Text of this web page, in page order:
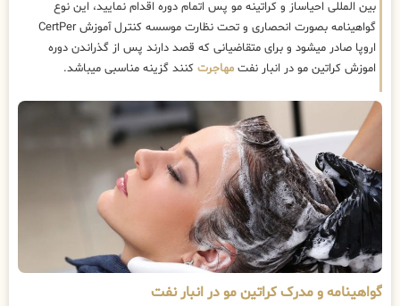
بین المللی احیاساز و کراتینه مو پس اتمام دوره اقدام نمایید، این نوع
گواهینامه بصورت انحصاری و تحت نظارت موسسه کنترل آموزش CertPer
اروپا صادر میشود و برای متقاضیانی که قصد دارند پس از گذراندن دوره
اموزش کراتین مو در انبار نفت مهاجرت کنند گزینه مناسبی میباشد.
گواهینامه و مدرک کراتین مو در انبار نفت